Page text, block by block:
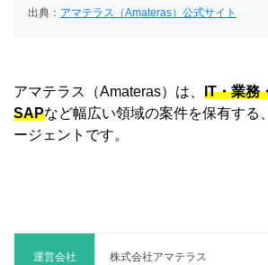
出典： アマテラス（Amateras）公式サイト
アマテラス（Amateras）は、 IT・業務
SAPなど幅広い領域の案件を保有する
ージェントです。
運営会社 株式会社アマテラス